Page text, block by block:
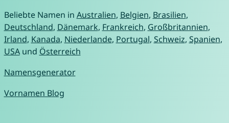
Beliebte Namen in Australien, Belgien, Brasilien,
Deutschland, Dänemark, Frankreich, Großbritannien,
Irland, Kanada, Niederlande, Portugal, Schweiz, Spanien,
USAund Österreich
Namensgenerator
Vornamen Blog